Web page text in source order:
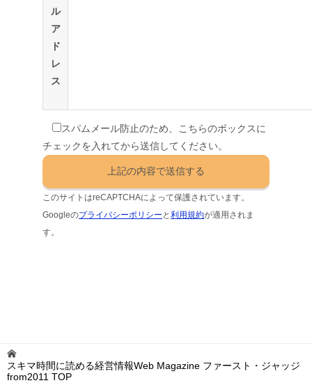
ル
ア
ド
レ
ス
スパムメール防止のため、こちらのボックスに
チェックを入れてから送信してください。
このサイトはreCAPTCHAによって保護されています。
Googleのプライバシーポリシー と利用規約が適用されま
す。
スキマ時間に読める経営情報Web Magazine ファースト・ジャッジ
from2011 TOP